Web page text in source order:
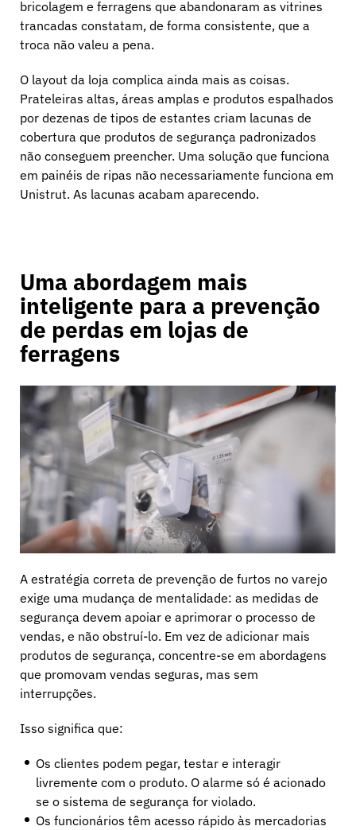
bricolagem e ferragens que abandonaram as vitrines
trancadas constatam, de forma consistente, que a
troca não valeu a pena.
O layout da loja complica ainda mais as coisas.
Prateleiras altas, áreas amplas e produtos espalhados
por dezenas de tipos de estantes criam lacunas de
cobertura que produtos de segurança padronizados
não conseguem preencher. Uma solução que funciona
em painéis de ripas não necessariamente funciona em
Unistrut. As lacunas acabam aparecendo.
Uma abordagem mais
inteligente para a prevenção
de perdas em lojas de
ferragens
A estratégia correta de prevenção de furtos no varejo
exige uma mudança de mentalidade: as medidas de
segurança devem apoiar e aprimorar o processo de
vendas, e não obstruí-lo. Em vez de adicionar mais
produtos de segurança, concentre-se em abordagens
que promovam vendas seguras, mas sem
interrupções.
Isso significa que:
Os clientes podem pegar, testar e interagir
livremente com o produto. O alarme só é acionado
se o sistema de segurança for violado.
Os funcionários têm acesso rápido às mercadorias